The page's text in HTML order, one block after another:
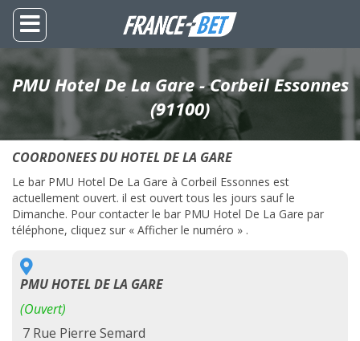
PMU Hotel De La Gare - Corbeil Essonnes
(91100)
COORDONEES DU HOTEL DE LA GARE
Le bar PMU Hotel De La Gare à Corbeil Essonnes est
actuellement ouvert. il est ouvert tous les jours sauf le
Dimanche. Pour contacter le bar PMU Hotel De La Gare par
téléphone, cliquez sur « Afficher le numéro » .
PMU HOTEL DE LA GARE
(Ouvert)
7 Rue Pierre Semard